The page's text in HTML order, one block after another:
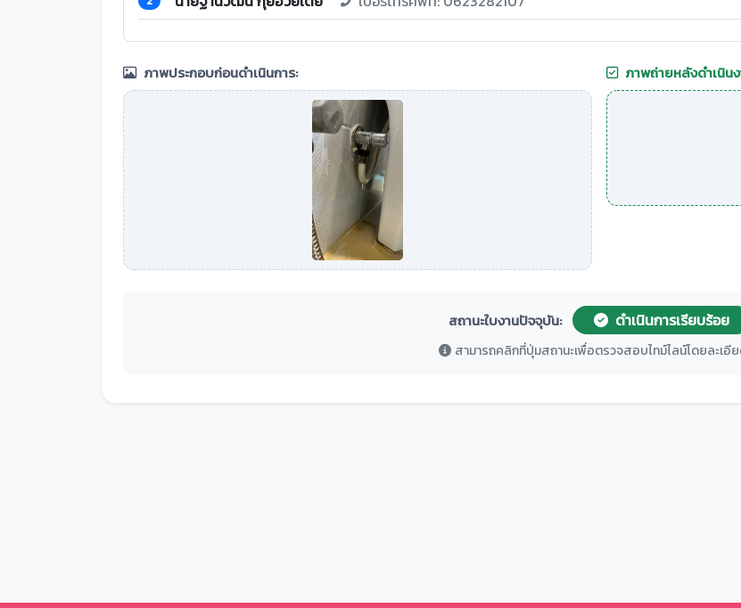
ภาพประกอบก่อนดำเนินการ: ภาพถ่ายหลังดำเนิน
สถานะใบงานปัจจุบัน: ดำเนินการเรียบร้อย
สามารถคลิกที่ปุ่มสถานะเพื่อตรวจสอบไทม์ไลน์โดยละเอี